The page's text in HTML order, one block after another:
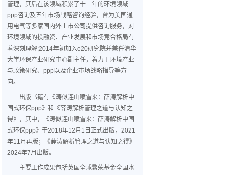
管理，其后在该领域积累了十二年的环境领域
ppp咨询及五年市场战略咨询经验，曾为美国通
用电气等多家国内外上市公司提供咨询服务，对
环境领域的投融资、产业发展和市场竞合格局有
着深刻理解;2014年初加入e20研究院并兼任清华
大学环保产业研究中心副主任，着力于环境产业
与政策研究、ppp以及企业市场战略指导等方
向。
出版书籍有《涛似连山喷雪来：薛涛解析中
国式环保ppp》和《薛涛解析管理之道与认知之
得》，其中，《涛似连山喷雪来：薛涛解析中国
式环保ppp》于2018年12月1日正式出版，2021
年11月再版；《薛涛解析管理之道与认知之得》
2024年7月出版。
主要工作成果包括英国全球繁荣基金全国水